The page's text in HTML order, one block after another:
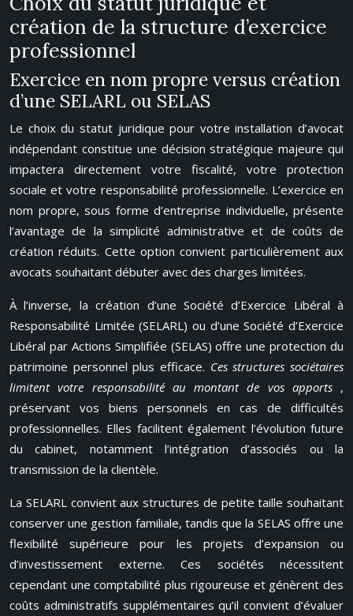
création de la structure d’exercice
professionnel
Exercice en nom propre versus création
d’une SELARL ou SELAS
Le choix du statut juridique pour votre installation d’avocat
indépendant constitue une décision stratégique majeure qui
impactera directement votre fiscalité, votre protection
sociale et votre responsabilité professionnelle. L’exercice en
nom propre, sous forme d’entreprise individuelle, présente
l’avantage de la simplicité administrative et de coûts de
création réduits. Cette option convient particulièrement aux
avocats souhaitant débuter avec des charges limitées.
À l’inverse, la création d’une Société d’Exercice Libéral à
Responsabilité Limitée (SELARL) ou d’une Société d’Exercice
Libéral par Actions Simplifiée (SELAS) offre une protection du
patrimoine personnel plus efficace. Ces structures sociétaires
limitent votre responsabilité au montant de vos apports ,
préservant vos biens personnels en cas de difficultés
professionnelles. Elles facilitent également l’évolution future
du cabinet, notamment l’intégration d’associés ou la
transmission de la clientèle.
La SELARL convient aux structures de petite taille souhaitant
conserver une gestion familiale, tandis que la SELAS offre une
flexibilité supérieure pour les projets d’expansion ou
d’investissement externe. Ces sociétés nécessitent
cependant une comptabilité plus rigoureuse et génèrent des
coûts administratifs supplémentaires qu’il convient d’évaluer